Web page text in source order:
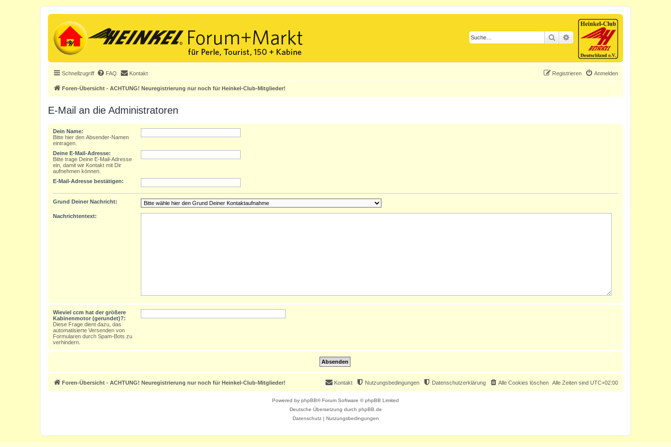
Suche Erweiterte Suche
Schnellzugriff FAQ Kontakt Anmelden
Registrieren
Foren-Übersicht - ACHTUNG! Neuregistrierung nur noch für Heinkel-Club-Mitglieder!
E-Mail an die Administratoren
Dein Name:
Bitte hier den Absender-Namen
eintragen.
Deine E-Mail-Adresse:
Bitte trage Deine E-Mail-Adresse
ein, damit wir Kontakt mit Dir
aufnehmen können.
E-Mail-Adresse bestätigen:
Grund Deiner Nachricht:
Nachrichtentext:
Wieviel ccm hat der größere
Kabinenmotor (gerundet)?:
Diese Frage dient dazu, das
automatisierte Versenden von
Formularen durch Spam-Bots zu
verhindern.
Foren-Übersicht - ACHTUNG! Neuregistrierung nur noch für Heinkel-Club-Mitglieder! Alle Zeiten sind UTC+02:00
Alle Cookies löschen
Datenschutzerklärung
Nutzungsbedingungen
Kontakt
Powered by phpBB® Forum Software © phpBB Limited
Deutsche Übersetzung durch phpBB.de
Datenschutz| Nutzungsbedingungen